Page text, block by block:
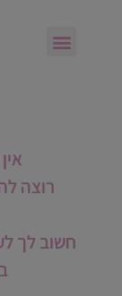
רוצה
חשוב לך